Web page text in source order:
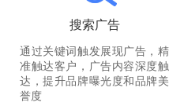
搜索广告
通过关键词触发展现广告，精
准触达客户，广告内容深度触
达，提升品牌曝光度和品牌美
誉度